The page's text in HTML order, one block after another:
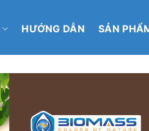
HƯỚNG DẪN SẢN